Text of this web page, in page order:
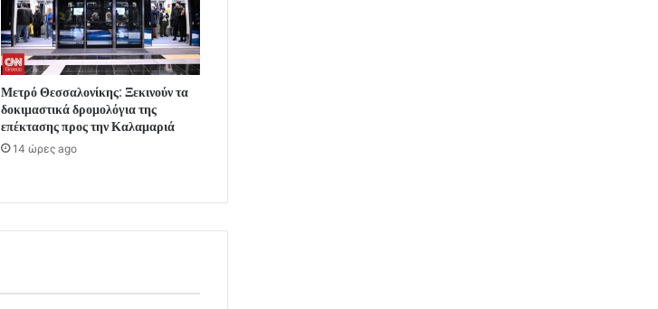
Μετρό Θεσσαλονίκης: Ξεκινούν τα
δοκιμαστικά δρομολόγια της
επέκτασης προς την Καλαμαριά
14 ώρες ago